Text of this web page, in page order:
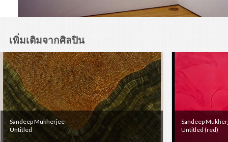
เพิ่มเติมจากศิลปิน
Sandeep Mukherjee
Untitled
Sandeep
Untitled (red)